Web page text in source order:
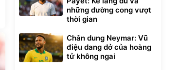
những đường cong vượt
thời gian
Chân dung Neymar: Vũ
điệu dang dở của hoàng
tử không ngai